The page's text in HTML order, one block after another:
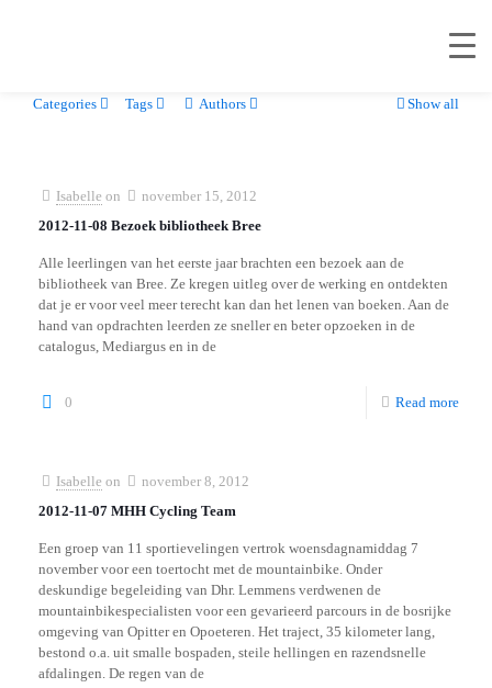
Categories Tags Authors Show all
Isabelle on
november 15, 2012
2012-11-08 Bezoek bibliotheek Bree
Alle leerlingen van het eerste jaar brachten een bezoek aan de
bibliotheek van Bree. Ze kregen uitleg over de werking en ontdekten
dat je er voor veel meer terecht kan dan het lenen van boeken. Aan de
hand van opdrachten leerden ze sneller en beter opzoeken in de
catalogus, Mediargus en in de
0 Read more
Isabelle on
november 8, 2012
2012-11-07 MHH Cycling Team
Een groep van 11 sportievelingen vertrok woensdagnamiddag 7
november voor een toertocht met de mountainbike. Onder
deskundige begeleiding van Dhr. Lemmens verdwenen de
mountainbikespecialisten voor een gevarieerd parcours in de bosrijke
omgeving van Opitter en Opoeteren. Het traject, 35 kilometer lang,
bestond o.a. uit smalle bospaden, steile hellingen en razendsnelle
afdalingen. De regen van de